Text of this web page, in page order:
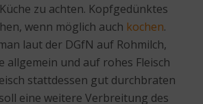
zu achten. Kopfgedünktes
wenn möglich auch kochen.
laut der DGfN auf Rohmilch,
allgemein und auf rohes Fleisch
stattdessen gut durchbraten
eine weitere Verbreitung des